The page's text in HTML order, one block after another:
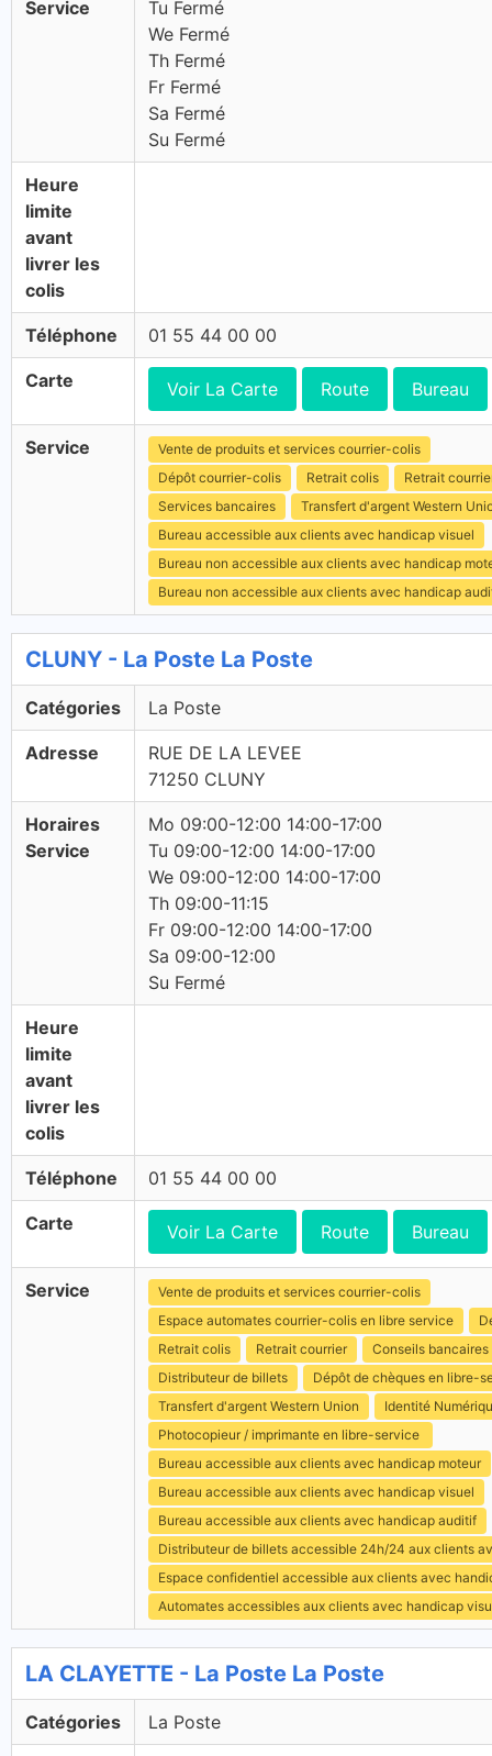
Service
Tu Fermé
We Fermé
Th Fermé
Fr Fermé
Sa Fermé
Su Fermé
Heure
limite
avant
livrer les
colis
Téléphone 01 55 44 00 00
Carte Voir La Carte Route Bureau
Service
Vente de produits et services courrier-colis
Dépôt courrier-colis
Retrait colis
Retrait
Services bancaires
Transfert d'argent Western
Bureau accessible aux clients avec handicap visuel
Bureau non accessible aux clients avec handicap
Bureau non accessible aux clients avec handicap
CLUNY - La Poste La Poste
Catégories La Poste
Adresse
RUE DE LA LEVEE
71250 CLUNY
Horaires
Service
Mo 09:00-12:00 14:00-17:00
Tu 09:00-12:00 14:00-17:00
We 09:00-12:00 14:00-17:00
Th 09:00-11:15
Fr 09:00-12:00 14:00-17:00
Sa 09:00-12:00
Su Fermé
Heure
limite
avant
livrer les
colis
Téléphone 01 55 44 00 00
Carte Voir La Carte Route Bureau
Service
Vente de produits et services courrier-colis
Espace automates courrier-colis en libre service
Retrait colis
Retrait courrier
Conseils bancaires
Distributeur de billets
Dépôt de chèques en libre-
Transfert d'argent Western Union
Identité
Photocopieur / imprimante en libre-service
Bureau accessible aux clients avec handicap moteur
Bureau accessible aux clients avec handicap visuel
Bureau accessible aux clients avec handicap auditif
Distributeur de billets accessible 24h/24 aux clients
Espace confidentiel accessible aux clients avec
Automates accessibles aux clients avec handicap
LA CLAYETTE - La Poste La Poste
Catégories La Poste